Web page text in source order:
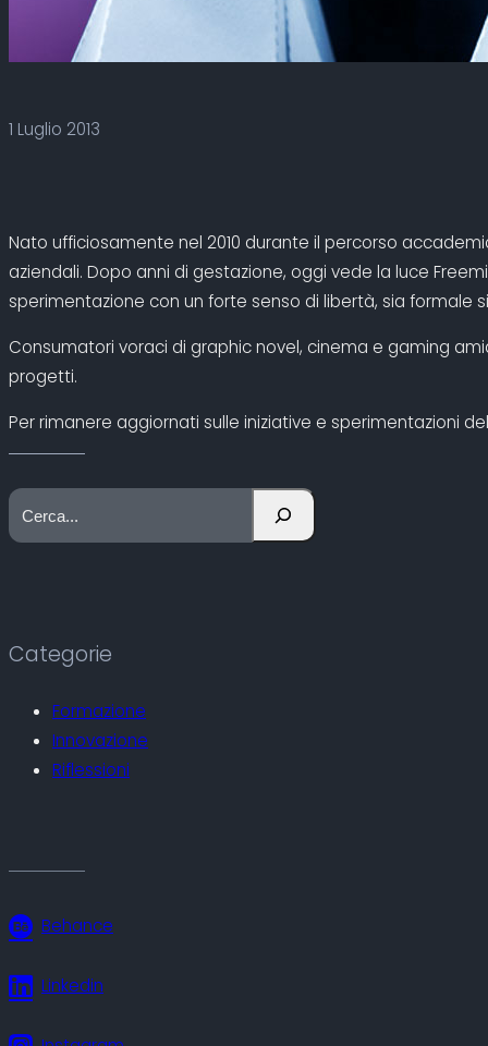
1 Luglio 2013
Nato ufficiosamente nel 2010 durante il percorso
aziendali. Dopo anni di gestazione, oggi vede la luce
sperimentazione con un forte senso di libertà, sia formale
Consumatori voraci di graphic novel, cinema e gaming
progetti.
Per rimanere aggiornati sulle iniziative e sperimentazioni
C
e
Categorie
Formazione
Innovazione
Riflessioni
Behance
Linkedin